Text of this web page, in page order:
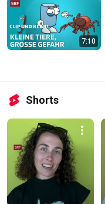
7:10
Shorts